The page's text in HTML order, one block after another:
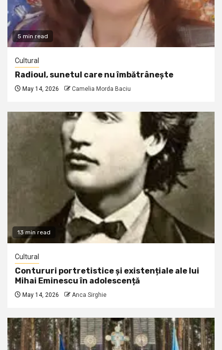
5 min read
Cultural
Radioul, sunetul care nu îmbătrânește
May 14, 2026 Camelia Morda Baciu
13 min read
Cultural
Contururi portretistice și existențiale ale lui
Mihai Eminescu în adolescență
May 14, 2026 Anca Sirghie